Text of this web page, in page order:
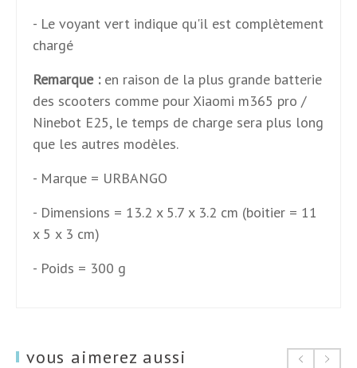
- Le voyant vert indique qu'il est complètement
chargé
Remarque :en raison de la plus grande batterie
des scooters comme pour Xiaomi m365 pro /
Ninebot E25, le temps de charge sera plus long
que les autres modèles.
- Marque = URBANGO
- Dimensions = 13.2 x 5.7 x 3.2 cm (boitier = 11
x 5 x 3 cm)
- Poids = 300 g
vous aimerez aussi